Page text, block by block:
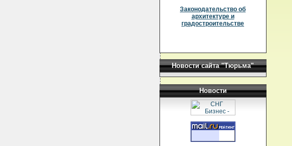
Законодательство об
архитектуре и
градостроительстве
Новости сайта "Тюрьма"
Новости